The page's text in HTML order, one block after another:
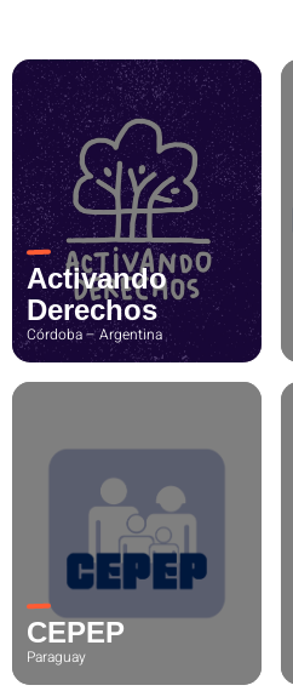
Activando
Derechos
Córdoba – Argentina
CEPEP
Paraguay